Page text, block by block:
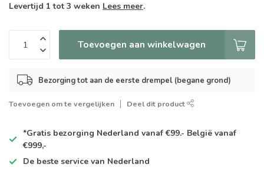
Levertijd 1 tot 3 weken Lees meer.
Toevoegen aan winkelwagen
Bezorging tot aan de eerste drempel (begane grond)
Toevoegen om te vergelijken Deel dit product
*Gratis bezorging Nederland vanaf €99.- België vanaf
€999,-
De beste service van Nederland